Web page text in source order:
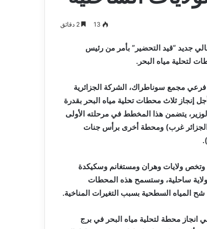
13
جديد “قيد التحضير” بأمر من رئيس
لتحلية مياه البحر.
مجمع سوناطراك، الشركة الجزائرية
إنجاز ثلاث محطات تحلية مياه البحر بقدرة
الوزير، يتضمن هذا المخطط في مرحلته الأولى
250.000 م3 يوميًا في العاصمة (الجزائر غرب) ومحطة أخرى برأس جنات
ولايات وهران ومستغانم وسكيكدة
ساحلية، وستسمح هذه المحطات
المياه السطحية بسبب التغيرات المناخية.
انجاز محطة لتحلية مياه البحر في برج
و
بلدية أرزيو بوهران تخصص فرق لترميم